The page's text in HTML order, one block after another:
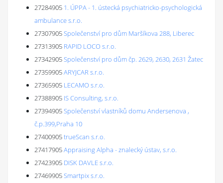
27284905 1. ÚPPA - 1. ústecká psychiatricko-psychologická
ambulance s.r.o.
27307905Společenství pro dům Maršíkova 288, Liberec
27313905 RAPID LOCO s.r.o.
27342905Společenství pro dům čp. 2629, 2630, 2631 Žatec
27359905ARYJCAR s.r.o.
27365905 LECAMO s.r.o.
27388905 IS Consulting, s.r.o.
27394905Společenství vlastníků domu Andersenova ,
č.p.399,Praha 10
27400905trueScan s.r.o.
27417905Appraising Alpha - znalecký ústav, s.r.o.
27423905 DISK DAVLE s.r.o.
27469905Smartpix s.r.o.